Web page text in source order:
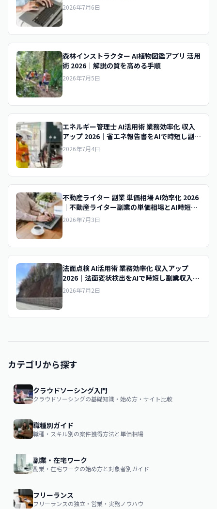
2026年7月6日
森林インストラクター AI植物図鑑アプリ 活用
術 2026｜解説の質を高める手順
2026年7月5日
エネルギー管理士 AI活用術 業務効率化 収入
アップ 2026｜省エネ報告書をAIで時短し副業
収入を底上げする実践術
2026年7月4日
不動産ライター 副業 単価相場 AI効率化 2026
｜不動産ライター副業の単価相場とAI時短で
時給を上げるコツ
2026年7月3日
法面点検 AI活用術 業務効率化 収入アップ
2026｜法面変状検出をAIで時短し副業収入を
底上げする実践術
2026年7月2日
カテゴリから探す
クラウドソーシング入門
クラウドソーシングの基礎知識・始め方・サイト比較
職種別ガイド
職種・スキル別の案件獲得方法と単価相場
副業・在宅ワーク
副業・在宅ワークの始め方と対象者別ガイド
フリーランス
フリーランスの独立・営業・実務ノウハウ